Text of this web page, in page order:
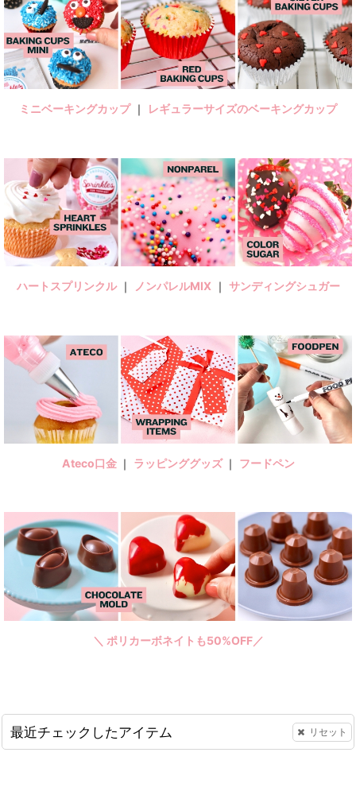
ミニベーキングカップ｜ レギュラーサイズのベーキングカップ
ハートスプリンクル｜ ノンパレルMIX｜ サンディングシュガー
Ateco口金 ｜ ラッピンググッズ ｜ フードペン
＼ ポリカーボネイトも50%OFF／
最近チェックしたアイテム リセット